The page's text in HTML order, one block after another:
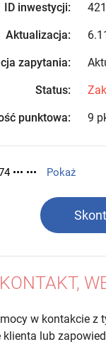
ID inwestycji:
Aktualizacja:
zapytania:
Status:
punktowa: 9
••• ••• Pokaż
KONTAKT,
w kontakcie z
klienta lub